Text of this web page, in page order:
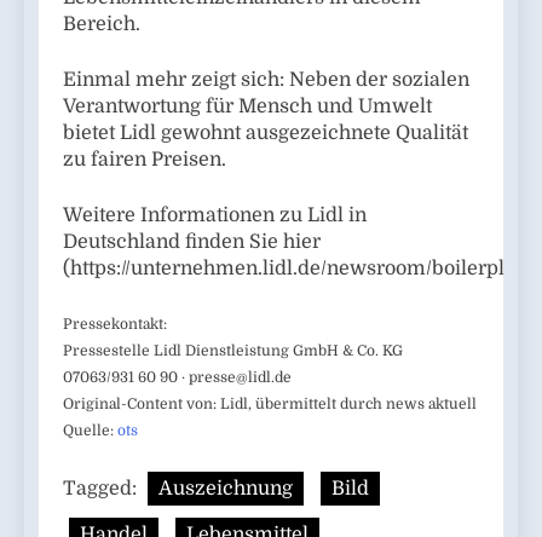
Bereich.
Einmal mehr zeigt sich: Neben der sozialen
Verantwortung für Mensch und Umwelt
bietet Lidl gewohnt ausgezeichnete Qualität
zu fairen Preisen.
Weitere Informationen zu Lidl in
Deutschland finden Sie hier
(https://unternehmen.lidl.de/newsroom/boilerplate).
Pressekontakt:
Pressestelle Lidl Dienstleistung GmbH & Co. KG
07063/931 60 90 · presse@lidl.de
Original-Content von: Lidl, übermittelt durch news aktuell
Quelle: ots
Tagged: Auszeichnung Bild